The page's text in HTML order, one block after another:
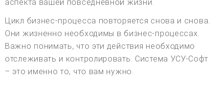
аспекта вашей повседневной жизни.
Цикл бизнес-процесса повторяется снова и снова.
Они жизненно необходимы в бизнес-процессах.
Важно понимать, что эти действия необходимо
отслеживать и контролировать. Система УСУ-Софт
– это именно то, что вам нужно.